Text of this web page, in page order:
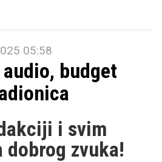
05:58
budget
i svim
zvuka!